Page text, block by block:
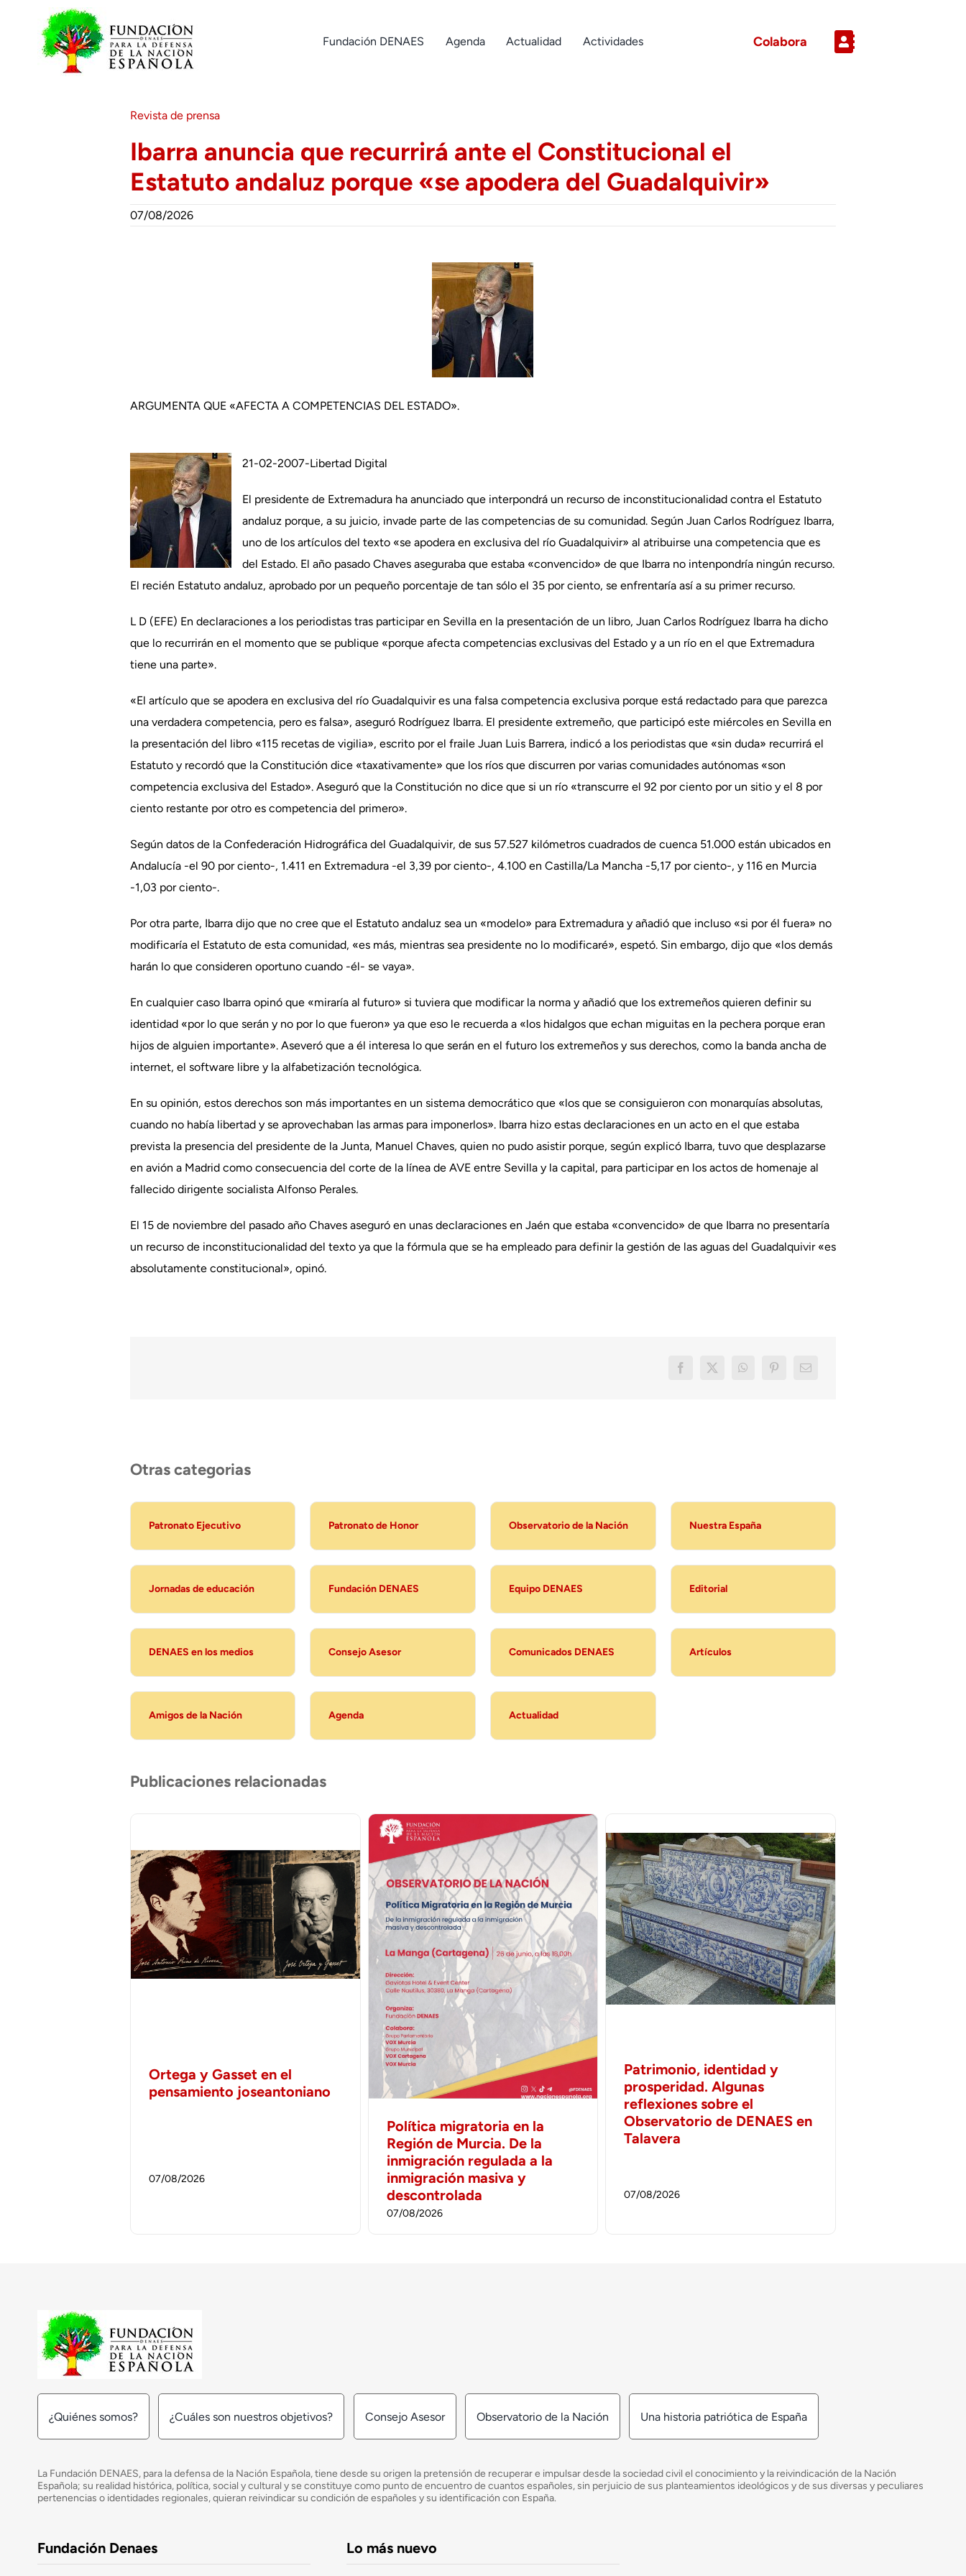
contenido
Fundación DENAES Agenda Actualidad Actividades Colabora
Revista de prensa
Ibarra anuncia que recurrirá ante el Constitucional el
Estatuto andaluz porque «se apodera del Guadalquivir»
07/08/2026
ARGUMENTA QUE «AFECTA A COMPETENCIAS DEL ESTADO».
21-02-2007-Libertad Digital
El presidente de Extremadura ha anunciado que interpondrá un recurso de inconstitucionalidad contra el Estatuto
andaluz porque, a su juicio, invade parte de las competencias de su comunidad. Según Juan Carlos Rodríguez Ibarra,
uno de los artículos del texto «se apodera en exclusiva del río Guadalquivir» al atribuirse una competencia que es
del Estado. El año pasado Chaves aseguraba que estaba «convencido» de que Ibarra no intenpondría ningún recurso.
El recién Estatuto andaluz, aprobado por un pequeño porcentaje de tan sólo el 35 por ciento, se enfrentaría así a su primer recurso.
L D (EFE) En declaraciones a los periodistas tras participar en Sevilla en la presentación de un libro, Juan Carlos Rodríguez Ibarra ha dicho
que lo recurrirán en el momento que se publique «porque afecta competencias exclusivas del Estado y a un río en el que Extremadura
tiene una parte».
«El artículo que se apodera en exclusiva del río Guadalquivir es una falsa competencia exclusiva porque está redactado para que parezca
una verdadera competencia, pero es falsa», aseguró Rodríguez Ibarra. El presidente extremeño, que participó este miércoles en Sevilla en
la presentación del libro «115 recetas de vigilia», escrito por el fraile Juan Luis Barrera, indicó a los periodistas que «sin duda» recurrirá el
Estatuto y recordó que la Constitución dice «taxativamente» que los ríos que discurren por varias comunidades autónomas «son
competencia exclusiva del Estado». Aseguró que la Constitución no dice que si un río «transcurre el 92 por ciento por un sitio y el 8 por
ciento restante por otro es competencia del primero».
Según datos de la Confederación Hidrográfica del Guadalquivir, de sus 57.527 kilómetros cuadrados de cuenca 51.000 están ubicados en
Andalucía -el 90 por ciento-, 1.411 en Extremadura -el 3,39 por ciento-, 4.100 en Castilla/La Mancha -5,17 por ciento-, y 116 en Murcia
-1,03 por ciento-.
Por otra parte, Ibarra dijo que no cree que el Estatuto andaluz sea un «modelo» para Extremadura y añadió que incluso «si por él fuera» no
modificaría el Estatuto de esta comunidad, «es más, mientras sea presidente no lo modificaré», espetó. Sin embargo, dijo que «los demás
harán lo que consideren oportuno cuando -él- se vaya».
En cualquier caso Ibarra opinó que «miraría al futuro» si tuviera que modificar la norma y añadió que los extremeños quieren definir su
identidad «por lo que serán y no por lo que fueron» ya que eso le recuerda a «los hidalgos que echan miguitas en la pechera porque eran
hijos de alguien importante». Aseveró que a él interesa lo que serán en el futuro los extremeños y sus derechos, como la banda ancha de
internet, el software libre y la alfabetización tecnológica.
En su opinión, estos derechos son más importantes en un sistema democrático que «los que se consiguieron con monarquías absolutas,
cuando no había libertad y se aprovechaban las armas para imponerlos». Ibarra hizo estas declaraciones en un acto en el que estaba
prevista la presencia del presidente de la Junta, Manuel Chaves, quien no pudo asistir porque, según explicó Ibarra, tuvo que desplazarse
en avión a Madrid como consecuencia del corte de la línea de AVE entre Sevilla y la capital, para participar en los actos de homenaje al
fallecido dirigente socialista Alfonso Perales.
El 15 de noviembre del pasado año Chaves aseguró en unas declaraciones en Jaén que estaba «convencido» de que Ibarra no presentaría
un recurso de inconstitucionalidad del texto ya que la fórmula que se ha empleado para definir la gestión de las aguas del Guadalquivir «es
absolutamente constitucional», opinó.
Otras categorias
Patronato Ejecutivo Patronato de Honor Observatorio de la Nación Nuestra España
Jornadas de educación Fundación DENAES Equipo DENAES Editorial
DENAES en los medios Consejo Asesor Comunicados DENAES Artículos
Amigos de la Nación Agenda Actualidad
Publicaciones relacionadas
Ortega y Gasset en el
pensamiento joseantoniano
07/08/2026
Política migratoria en la
Región de Murcia. De la
inmigración regulada a la
inmigración masiva y
descontrolada
07/08/2026
Patrimonio, identidad y
prosperidad. Algunas
reflexiones sobre el
Observatorio de DENAES en
Talavera
07/08/2026
¿Quiénes somos? ¿Cuáles son nuestros objetivos? Consejo Asesor Observatorio de la Nación Una historia patriótica de España
La Fundación DENAES, para la defensa de la Nación Española, tiene desde su origen la pretensión de recuperar e impulsar desde la sociedad civil el conocimiento y la reivindicación de la Nación
Española; su realidad histórica, política, social y cultural y se constituye como punto de encuentro de cuantos españoles, sin perjuicio de sus planteamientos ideológicos y de sus diversas y peculiares
pertenencias o identidades regionales, quieran reivindicar su condición de españoles y su identificación con España.
Fundación Denaes Lo más nuevo